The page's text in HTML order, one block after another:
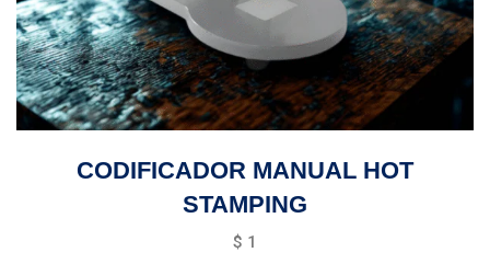
CODIFICADOR MANUAL HOT
STAMPING
$ 1